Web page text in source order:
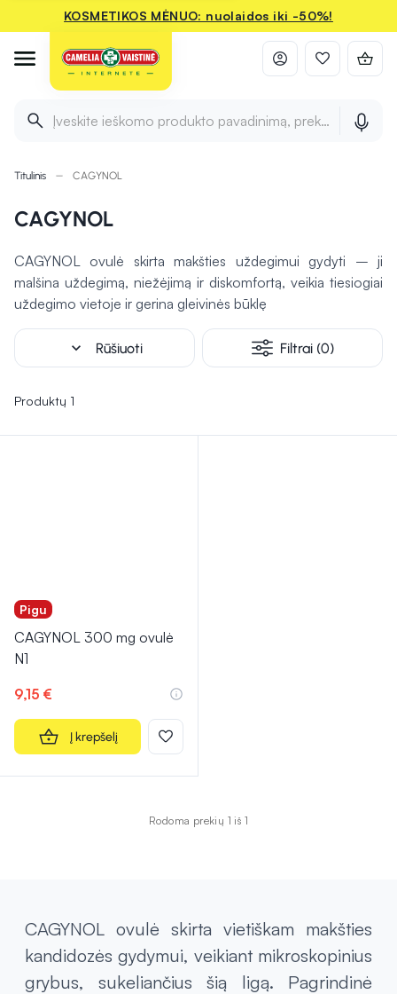
KOSMETIKOS MĖNUO: nuolaidos iki -50%!
Įveskite ieškomo produkto pavadinimą, prekės ženklą ir
Titulinis CAGYNOL
CAGYNOL
CAGYNOL ovulė skirta makšties uždegimui gydyti – ji
malšina uždegimą, niežėjimą ir diskomfortą, veikia tiesiogiai
uždegimo vietoje ir gerina gleivinės būklę
expand_more Rūšiuoti Filtrai (0)
Produktų 1
Pigu
CAGYNOL 300 mg ovulė
N1
9,15 €
Į krepšelį
Rodoma prekių 1 iš 1
CAGYNOL ovulė skirta vietiškam makšties
kandidozės gydymui, veikiant mikroskopinius
grybus, sukeliančius šią ligą. Pagrindinė